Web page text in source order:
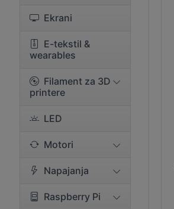
Ekrani
E-tekstil &
wearables
Filament za 3D
printere
LED
Motori
Napajanja
Raspberry Pi